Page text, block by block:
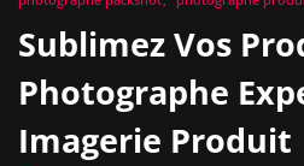
Sublimez Vos
Photographe
Imagerie Produit